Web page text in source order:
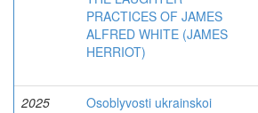
PRACTICES OF JAMES
ALFRED WHITE (JAMES
HERRIOT)
2025
Osoblyvosti ukrainskoi